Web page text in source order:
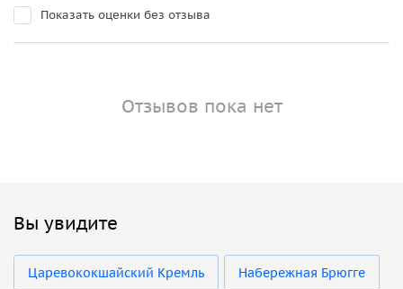
Показать оценки без отзыва
Отзывов пока нет
Вы увидите
Царевококшайский Кремль Набережная Брюгге